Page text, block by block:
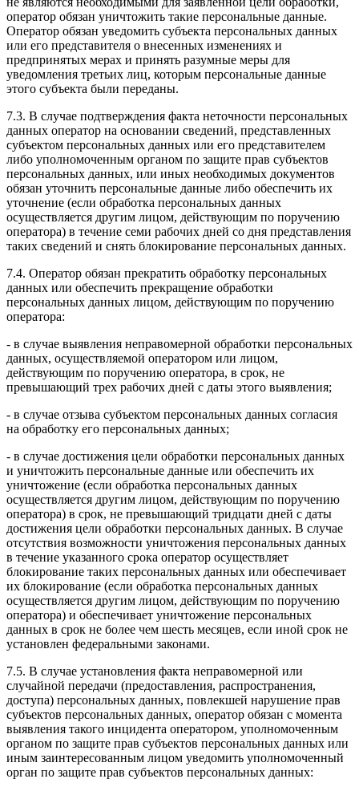
оператор обязан уничтожить такие персональные данные.
Оператор обязан уведомить субъекта персональных данных
или его представителя о внесенных изменениях и
предпринятых мерах и принять разумные меры для
уведомления третьих лиц, которым персональные данные
этого субъекта были переданы.
7.3. В случае подтверждения факта неточности персональных
данных оператор на основании сведений, представленных
субъектом персональных данных или его представителем
либо уполномоченным органом по защите прав субъектов
персональных данных, или иных необходимых документов
обязан уточнить персональные данные либо обеспечить их
уточнение (если обработка персональных данных
осуществляется другим лицом, действующим по поручению
оператора) в течение семи рабочих дней со дня представления
таких сведений и снять блокирование персональных данных.
7.4. Оператор обязан прекратить обработку персональных
данных или обеспечить прекращение обработки
персональных данных лицом, действующим по поручению
оператора:
- в случае выявления неправомерной обработки персональных
данных, осуществляемой оператором или лицом,
действующим по поручению оператора, в срок, не
превышающий трех рабочих дней с даты этого выявления;
- в случае отзыва субъектом персональных данных согласия
на обработку его персональных данных;
- в случае достижения цели обработки персональных данных
и уничтожить персональные данные или обеспечить их
уничтожение (если обработка персональных данных
осуществляется другим лицом, действующим по поручению
оператора) в срок, не превышающий тридцати дней с даты
достижения цели обработки персональных данных. В случае
отсутствия возможности уничтожения персональных данных
в течение указанного срока оператор осуществляет
блокирование таких персональных данных или обеспечивает
их блокирование (если обработка персональных данных
осуществляется другим лицом, действующим по поручению
оператора) и обеспечивает уничтожение персональных
данных в срок не более чем шесть месяцев, если иной срок не
установлен федеральными законами.
7.5. В случае установления факта неправомерной или
случайной передачи (предоставления, распространения,
доступа) персональных данных, повлекшей нарушение прав
субъектов персональных данных, оператор обязан с момента
выявления такого инцидента оператором, уполномоченным
органом по защите прав субъектов персональных данных или
иным заинтересованным лицом уведомить уполномоченный
орган по защите прав субъектов персональных данных: